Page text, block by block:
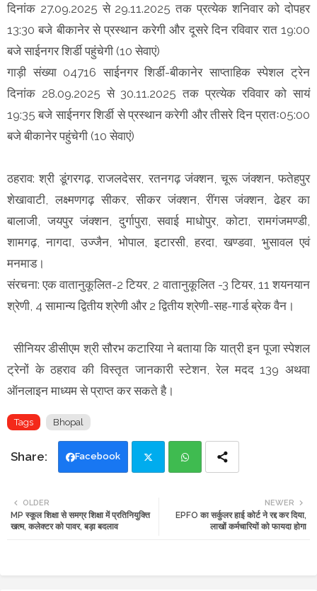
दिनांक 27.09.2025 से 29.11.2025 तक प्रत्येक शनिवार को दोपहर
13:30 बजे बीकानेर से प्रस्थान करेगी और दूसरे दिन रविवार रात 19:00
बजे साईनगर शिर्डी पहुंचेगी (10 सेवाएं)
गाड़ी संख्या 04716 साईनगर शिर्डी-बीकानेर साप्ताहिक स्पेशल ट्रेन
दिनांक 28.09.2025 से 30.11.2025 तक प्रत्येक रविवार को सायं
19:35 बजे साईनगर शिर्डी से प्रस्थान करेगी और तीसरे दिन प्रातः05:00
बजे बीकानेर पहुंचेगी (10 सेवाएं)
ठहराव: श्री डूंगरगढ़, राजलदेसर, रतनगढ़ जंक्शन, चूरू जंक्शन, फतेहपुर
शेखावाटी, लक्ष्मणगढ़ सीकर, सीकर जंक्शन, रींगस जंक्शन, ढेहर का
बालाजी, जयपुर जंक्शन, दुर्गापुरा, सवाई माधोपुर, कोटा, रामगंजमण्डी,
शामगढ़, नागदा, उज्जैन, भोपाल, इटारसी, हरदा, खण्डवा, भुसावल एवं
मनमाड।
संरचना: एक वातानुकूलित-2 टियर, 2 वातानुकूलित -3 टियर, 11 शयनयान
श्रेणी, 4 सामान्य द्वितीय श्रेणी और 2 द्वितीय श्रेणी-सह-गार्ड ब्रेक वैन।
सीनियर डीसीएम श्री सौरभ कटारिया ने बताया कि यात्री इन पूजा स्पेशल
ट्रेनों के ठहराव की विस्तृत जानकारी स्टेशन, रेल मदद 139 अथवा
ऑनलाइन माध्यम से प्राप्त कर सकते है।
Tags Bhopal
Facebook
tte ats
NEWER
EPFO का सर्कुलर हाई कोर्ट ने रद्द कर दिया,
लाखों कर्मचारियों को फायदा होगा
OLDER
MP स्कूल शिक्षा से समग्र शिक्षा में प्रतिनियुक्ति
खत्म, कलेक्टर को पावर, बड़ा बदलाव